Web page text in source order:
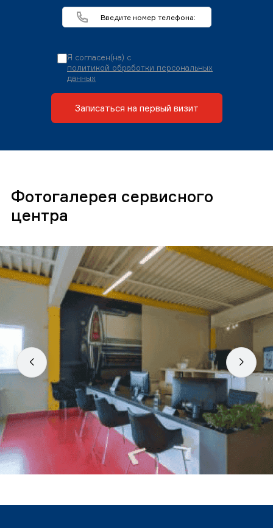
Я согласен(на) с
политикой обработки персональных
данных
Записаться на первый визит
Фотогалерея сервисного
центра